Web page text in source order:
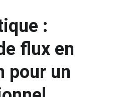
:
flux en
pour un